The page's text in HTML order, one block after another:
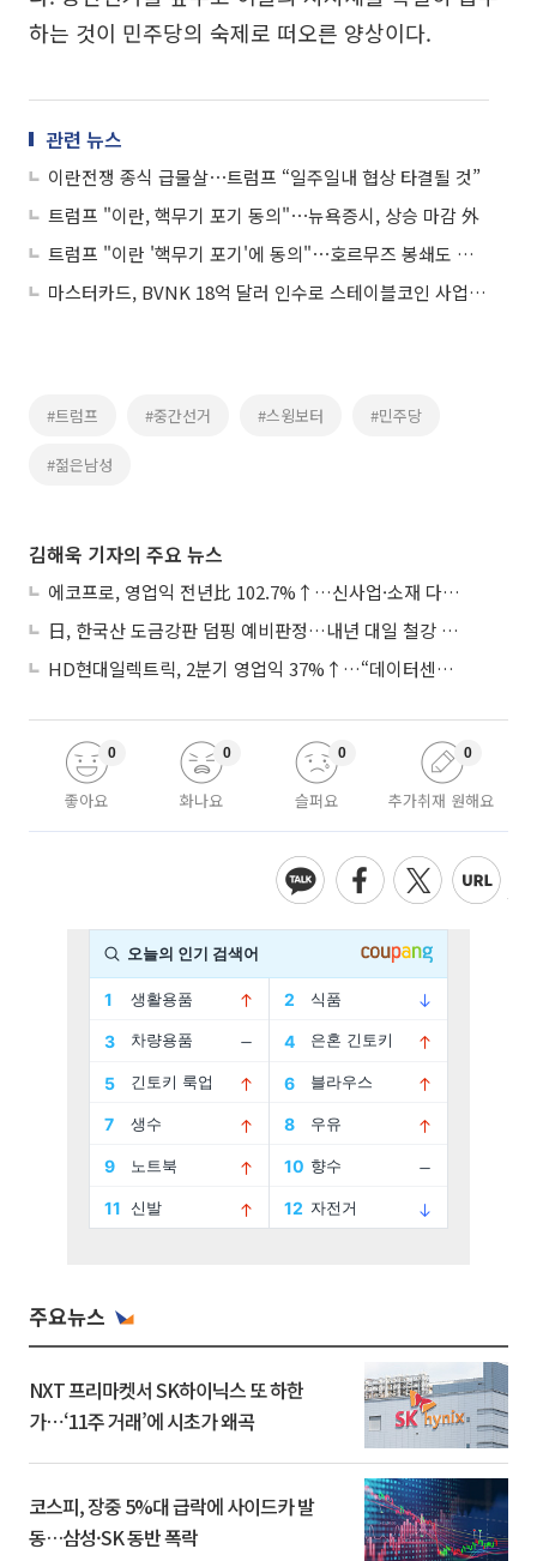
하는 것이 민주당의 숙제로 떠오른 양상이다.
관련 뉴스
이란전쟁 종식 급물살⋯트럼프 “일주일내 협상 타결될 것”
트럼프 "이란, 핵무기 포기 동의"⋯뉴욕증시, 상승 마감 外
트럼프 "이란 '핵무기 포기'에 동의"⋯호르무즈 봉쇄도 점진적 해제
마스터카드, BVNK 18억 달러 인수로 스테이블코인 사업 본격 확장
#트럼프 #중간선거 #스윙보터 #민주당
#젊은남성
김해욱 기자의 주요 뉴스
에코프로, 영업익 전년比 102.7%↑…신사업·소재 다각화 박차
日, 한국산 도금강판 덤핑 예비판정…내년 대일 철강 수출 ‘빨간불’
HD현대일렉트릭, 2분기 영업익 37%↑…“데이터센터 사업, 새로운 성장 축”
좋아요
0
화나요
0
슬퍼요
0
추가취재 원해요
0
주요뉴스
NXT 프리마켓서 SK하이닉스 또 하한
가⋯‘11주 거래’에 시초가 왜곡
코스피, 장중 5%대 급락에 사이드카 발
동…삼성·SK 동반 폭락